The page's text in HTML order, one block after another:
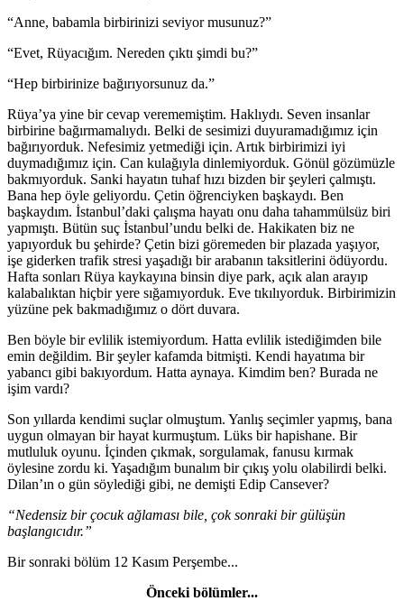
“Anne, babamla birbirinizi seviyor musunuz?”
“Evet, Rüyacığım. Nereden çıktı şimdi bu?”
“Hep birbirinize bağırıyorsunuz da.”
Rüya’ya yine bir cevap verememiştim. Haklıydı. Seven insanlar
birbirine bağırmamalıydı. Belki de sesimizi duyuramadığımız için
bağırıyorduk. Nefesimiz yetmediği için. Artık birbirimizi iyi
duymadığımız için. Can kulağıyla dinlemiyorduk. Gönül gözümüzle
bakmıyorduk. Sanki hayatın tuhaf hızı bizden bir şeyleri çalmıştı.
Bana hep öyle geliyordu. Çetin öğrenciyken başkaydı. Ben
başkaydım. İstanbul’daki çalışma hayatı onu daha tahammülsüz biri
yapmıştı. Bütün suç İstanbul’undu belki de. Hakikaten biz ne
yapıyorduk bu şehirde? Çetin bizi göremeden bir plazada yaşıyor,
işe giderken trafik stresi yaşadığı bir arabanın taksitlerini ödüyordu.
Hafta sonları Rüya kaykayına binsin diye park, açık alan arayıp
kalabalıktan hiçbir yere sığamıyorduk. Eve tıkılıyorduk. Birbirimizin
yüzüne pek bakmadığımız o dört duvara.
Ben böyle bir evlilik istemiyordum. Hatta evlilik istediğimden bile
emin değildim. Bir şeyler kafamda bitmişti. Kendi hayatıma bir
yabancı gibi bakıyordum. Hatta aynaya. Kimdim ben? Burada ne
işim vardı?
Son yıllarda kendimi suçlar olmuştum. Yanlış seçimler yapmış, bana
uygun olmayan bir hayat kurmuştum. Lüks bir hapishane. Bir
mutluluk oyunu. İçinden çıkmak, sorgulamak, fanusu kırmak
öylesine zordu ki. Yaşadığım bunalım bir çıkış yolu olabilirdi belki.
Dilan’ın o gün söylediği gibi, ne demişti Edip Cansever?
“Nedensiz bir çocuk ağlaması bile, çok sonraki bir gülüşün
başlangıcıdır.”
Bir sonraki bölüm 12 Kasım Perşembe...
Önceki bölümler...